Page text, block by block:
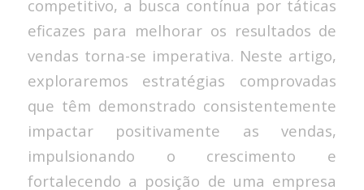
competitivo, a busca contínua por táticas
eficazes para melhorar os resultados de
vendas torna-se imperativa. Neste artigo,
exploraremos estratégias comprovadas
que têm demonstrado consistentemente
impactar positivamente as vendas,
impulsionando o crescimento e
fortalecendo a posição de uma empresa